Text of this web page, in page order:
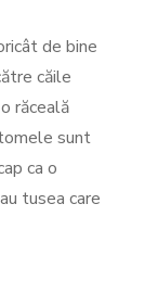
de bine
căile
răceală
sunt
ca o
tusea care